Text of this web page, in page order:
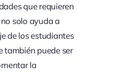
que requieren
solo ayuda a
de los estudiantes
también puede ser
la